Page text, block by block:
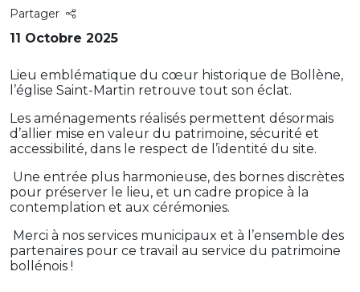
Partager
11 Octobre 2025
Lieu emblématique du cœur historique de Bollène,
l’église Saint-Martin retrouve tout son éclat.
Les aménagements réalisés permettent désormais
d’allier mise en valeur du patrimoine, sécurité et
accessibilité, dans le respect de l’identité du site.
Une entrée plus harmonieuse, des bornes discrètes
pour préserver le lieu, et un cadre propice à la
contemplation et aux cérémonies.
Merci à nos services municipaux et à l’ensemble des
partenaires pour ce travail au service du patrimoine
bollénois !